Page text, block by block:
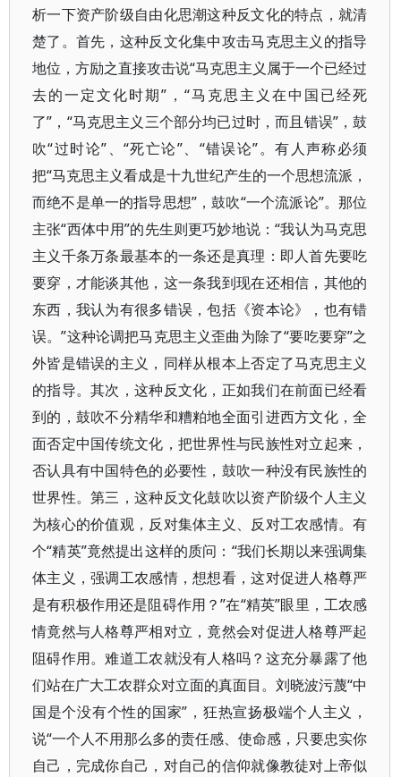
析一下资产阶级自由化思潮这种反文化的特点，就清
楚了。首先，这种反文化集中攻击马克思主义的指导
地位，方励之直接攻击说“马克思主义属于一个已经过
去的一定文化时期”，“马克思主义在中国已经死
了”，“马克思主义三个部分均已过时，而且错误”，鼓
吹“过时论”、“死亡论”、“错误论”。有人声称必须
把“马克思主义看成是十九世纪产生的一个思想流派，
而绝不是单一的指导思想”，鼓吹“一个流派论”。那位
主张“西体中用”的先生则更巧妙地说：“我认为马克思
主义千条万条最基本的一条还是真理：即人首先要吃
要穿，才能谈其他，这一条我到现在还相信，其他的
东西，我认为有很多错误，包括《资本论》，也有错
误。”这种论调把马克思主义歪曲为除了“要吃要穿”之
外皆是错误的主义，同样从根本上否定了马克思主义
的指导。其次，这种反文化，正如我们在前面已经看
到的，鼓吹不分精华和糟粕地全面引进西方文化，全
面否定中国传统文化，把世界性与民族性对立起来，
否认具有中国特色的必要性，鼓吹一种没有民族性的
世界性。第三，这种反文化鼓吹以资产阶级个人主义
为核心的价值观，反对集体主义、反对工农感情。有
个“精英”竟然提出这样的质问：“我们长期以来强调集
体主义，强调工农感情，想想看，这对促进人格尊严
是有积极作用还是阻碍作用？”在“精英”眼里，工农感
情竟然与人格尊严相对立，竟然会对促进人格尊严起
阻碍作用。难道工农就没有人格吗？这充分暴露了他
们站在广大工农群众对立面的真面目。刘晓波污蔑“中
国是个没有个性的国家”，狂热宣扬极端个人主义，
说“一个人不用那么多的责任感、使命感，只要忠实你
自己，完成你自己，对自己的信仰就像教徒对上帝似